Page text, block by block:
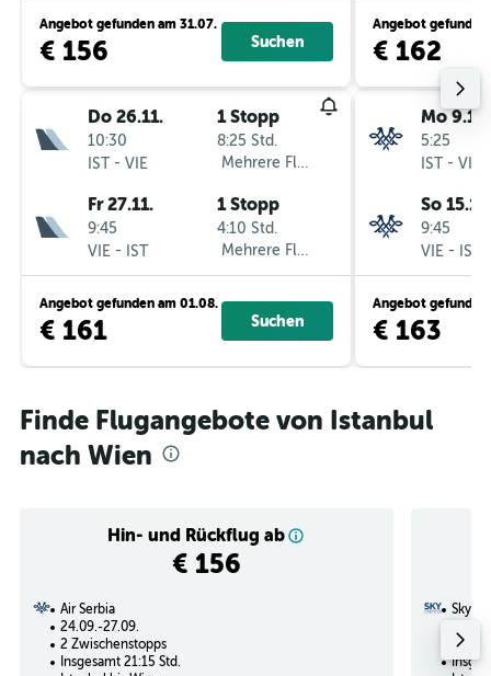
Angebot gefunden am 31.07.
€ 156 Suchen
Do 26.11.
10:30
IST- VIE
1 Stopp
8:25 Std.
Mehrere Fluglinien
Fr 27.11.
9:45
VIE - IST
1 Stopp
4:10 Std.
Mehrere Fluglinien
Angebot gefunden am 01.08.
€ 161 Suchen
Angebot gefunden
€ 162
Mo 9.11.
5:25
IST- VIE
So 15.11.
9:45
VIE - IST
Angebot gefunden
€ 163
Finde Flugangebote von Istanbul
nach Wien
Hin- und Rückflug ab
€ 156
Air Serbia
24.09.-27.09.
2 Zwischenstopps
Insgesamt 21:15 Std.
Sky
1